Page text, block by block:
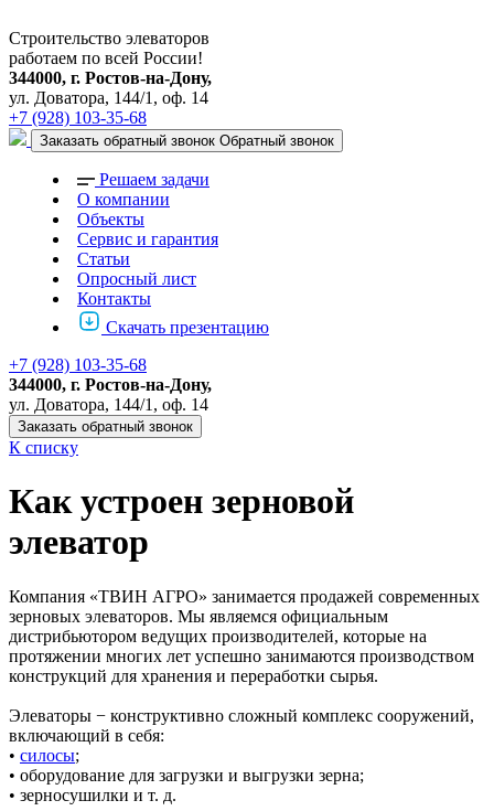
Строительство элеваторов
работаем по всей России!
344000, г. Ростов-на-Дону,
ул. Доватора, 144/1, оф. 14
+7 (928) 103-35-68
Заказать обратный звонок Обратный звонок
Решаем задачи
О компании
Объекты
Сервис и гарантия
Статьи
Опросный лист
Контакты
Скачать презентацию
+7 (928) 103-35-68
344000, г. Ростов-на-Дону,
ул. Доватора, 144/1, оф. 14
Заказать обратный звонок
К списку
Как устроен зерновой
элеватор
Компания «ТВИН АГРО» занимается продажей современных
зерновых элеваторов. Мы являемся официальным
дистрибьютором ведущих производителей, которые на
протяжении многих лет успешно занимаются производством
конструкций для хранения и переработки сырья.
Элеваторы − конструктивно сложный комплекс сооружений,
включающий в себя:
• силосы;
• оборудование для загрузки и выгрузки зерна;
• зерносушилки и т. д.